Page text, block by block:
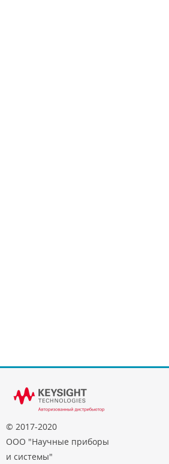
© 2017-2020
ООО "Научные приборы
и системы"